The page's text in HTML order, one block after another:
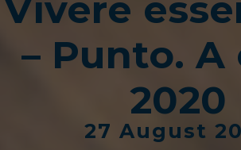
Vivere
– Punto. A
2020
27 August